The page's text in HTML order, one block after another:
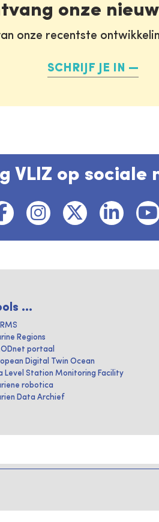
onze
onze recentste
SCHRIJF JE IN
VLIZ op sociale
...
Regions
portaal
Digital Twin Ocean
Level Station Monitoring Facility
robotica
Data Archief